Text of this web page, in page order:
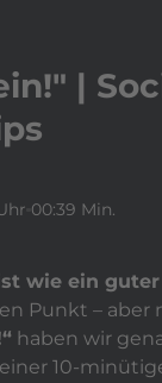
|
00:39 Min.
wie ein guter
Punkt – aber
haben wir
10-